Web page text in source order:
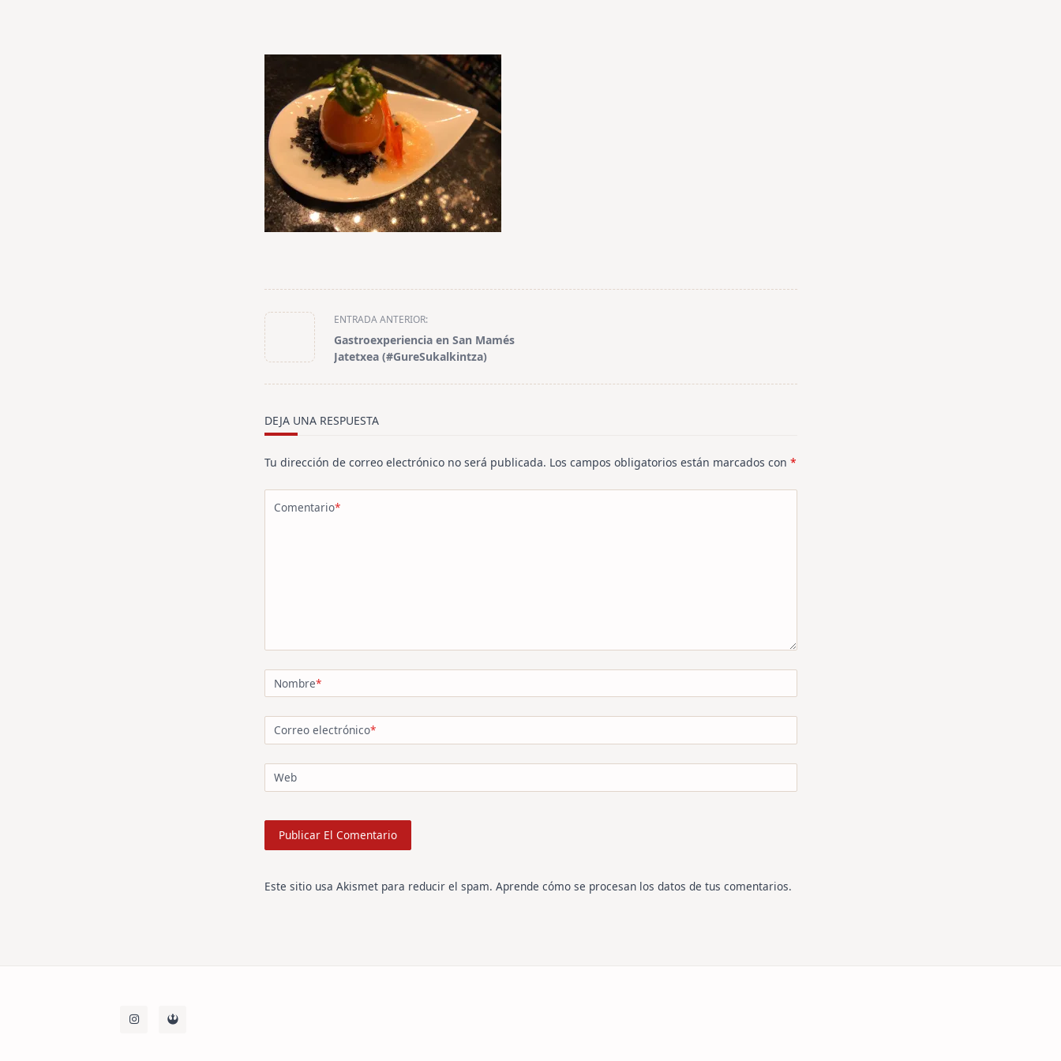
<span
class="nav-
subtitle
ENTRADA ANTERIOR:
Gastroexperiencia en San Mamés
Jatetxea (#GureSukalkintza)
DEJA UNA RESPUESTA
Tu dirección de correo electrónico no será publicada. Los campos obligatorios están marcados con *
Comentario*
Nombre*
Correo electrónico*
Web
Este sitio usa Akismet para reducir el spam. Aprende cómo se procesan los datos de tus comentarios.